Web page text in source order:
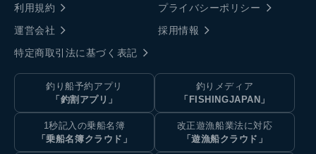
利用規約
プライバシーポリシー
運営会社
採用情報
特定商取引法に基づく表記
釣り船予約アプリ
「釣割アプリ」
釣りメディア
「FISHINGJAPAN」
1秒記入の乗船名簿
「乗船名簿クラウド」
改正遊漁船業法に対応
「遊漁船クラウド」